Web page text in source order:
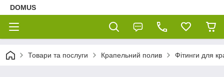
DOMUS
Товари та послуги Крапельний полив Фітинги для